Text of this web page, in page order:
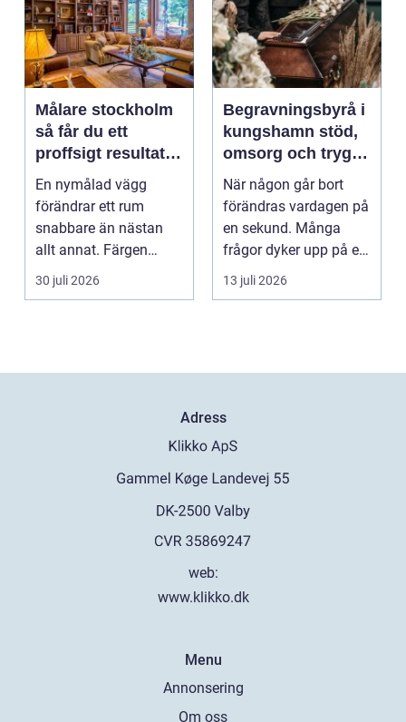
Målare stockholm
så får du ett
proffsigt resultat
hemma
En nymålad vägg
förändrar ett rum
snabbare än nästan
allt annat. Färgen
påverkar hur vi
upplever lju...
30 juli 2026
Begravningsbyrå i
kungshamn stöd,
omsorg och trygg
vägledning
När någon går bort
förändras vardagen på
en sekund. Många
frågor dyker upp på en
gång: Vad händer nu...
13 juli 2026
Adress
web:
www.klikko.dk
Menu
Annonsering
Om oss